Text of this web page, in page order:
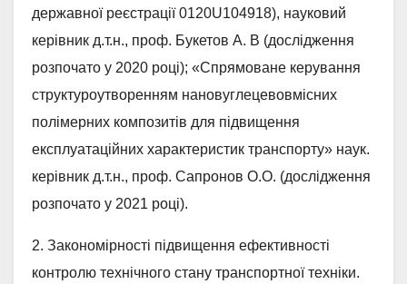
державної реєстрації 0120U104918), науковий
керівник д.т.н., проф. Букетов А. В (дослідження
розпочато у 2020 році); «Спрямоване керування
структуроутворенням нановуглецевовмісних
полімерних композитів для підвищення
експлуатаційних характеристик транспорту» наук.
керівник д.т.н., проф. Сапронов О.О. (дослідження
розпочато у 2021 році).
2. Закономірності підвищення ефективності
контролю технічного стану транспортної техніки.